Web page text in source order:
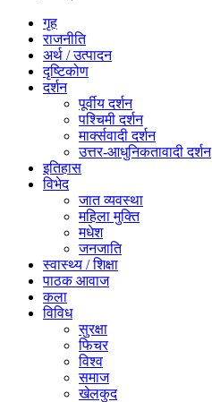
गृह
राजनीति
अर्थ / उत्पादन
दृष्टिकोण
दर्शन
पूर्वीय दर्शन
पश्चिमी दर्शन
मार्क्सवादी दर्शन
उत्तर-आधुनिकतावादी दर्शन
इतिहास
विभेद
जात व्यवस्था
महिला मुक्ति
मधेश
जनजाति
स्वास्थ्य / शिक्षा
पाठक आवाज
कला
विविध
सुरक्षा
फिचर
विश्व
समाज
खेलकुद